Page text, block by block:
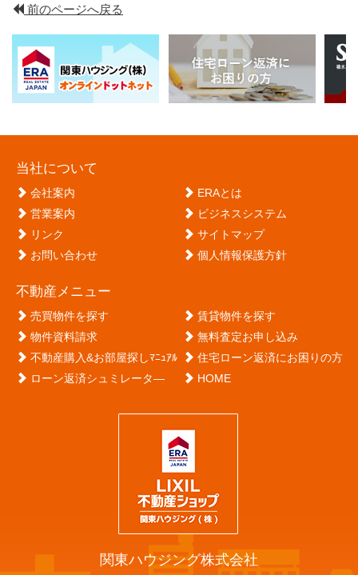
前のページへ戻る
当社について
会社案内
ERAとは
営業案内
ビジネスシステム
リンク
サイトマップ
お問い合わせ
個人情報保護方針
不動産メニュー
売買物件を探す
賃貸物件を探す
物件資料請求
無料査定お申し込み
不動産購入&お部屋探しﾏﾆｭｱﾙ
住宅ローン返済にお困りの方
ローン返済シュミレータ―
HOME
関東ハウジング株式会社